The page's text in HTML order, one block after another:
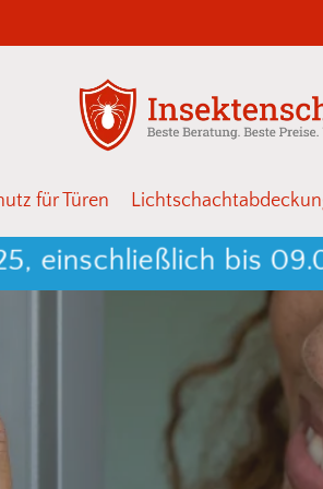
für Türen
bis